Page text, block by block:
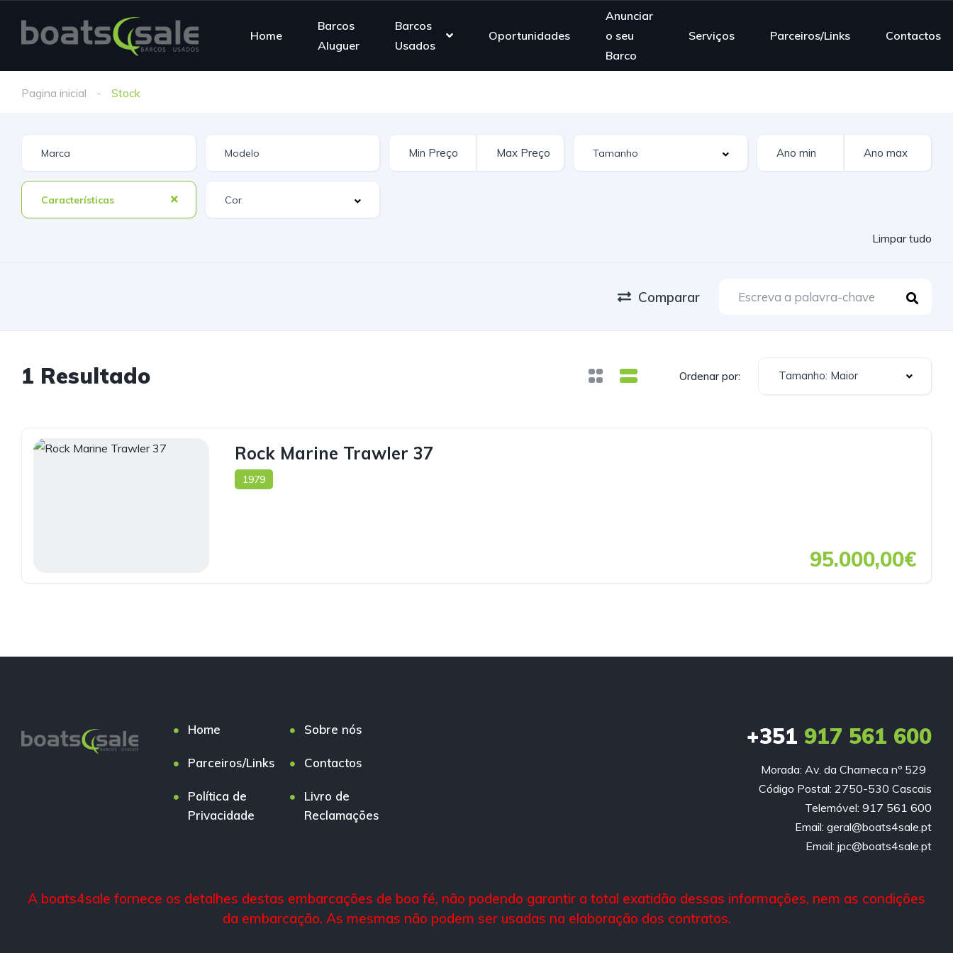
Home
Barcos
Aluguer
Barcos
Usados
Oportunidades
Anunciar
o seu
Barco
Serviços Parceiros/Links Contactos
Pagina inicial Stock
Características
Limpar tudo
Comparar
1 Resultado Ordenar por: Tamanho: Maior
Rock Marine Trawler 37
1979
95.000,00€
Home Sobre nós
Parceiros/Links Contactos
Política de
Privacidade
Livro de
Reclamações
+351 917 561 600
Morada: Av. da Charneca nº 529
Código Postal: 2750-530 Cascais
Telemóvel: 917 561 600
Email: geral@boats4sale.pt
Email: jpc@boats4sale.pt
A boats4sale fornece os detalhes destas embarcações de boa fé, não podendo garantir a total exatidão dessas informações, nem as condições
da embarcação. As mesmas não podem ser usadas na elaboração dos contratos.